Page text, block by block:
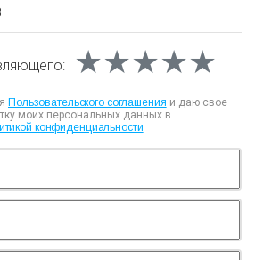
★★★★★
★★★★★
★★★★★
Пользовательского соглашения и даю свое
моих персональных данных в
конфиденциальности